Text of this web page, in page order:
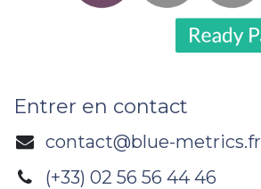
Entrer en contact
contact@blue-metrics.fr
(+33) 02 56 56 44 46